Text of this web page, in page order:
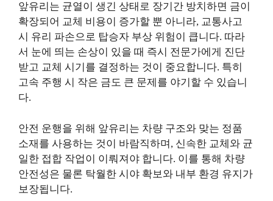
앞유리는 균열이 생긴 상태로 장기간 방치하면 금이
확장되어 교체 비용이 증가할 뿐 아니라, 교통사고
시 유리 파손으로 탑승자 부상 위험이 큽니다. 따라
서 눈에 띄는 손상이 있을 때 즉시 전문가에게 진단
받고 교체 시기를 결정하는 것이 중요합니다. 특히
고속 주행 시 작은 금도 큰 문제를 야기할 수 있습니
다.
안전 운행을 위해 앞유리는 차량 구조와 맞는 정품
소재를 사용하는 것이 바람직하며, 신속한 교체와 균
일한 접합 작업이 이뤄져야 합니다. 이를 통해 차량
안전성은 물론 탁월한 시야 확보와 내부 환경 유지가
보장됩니다.